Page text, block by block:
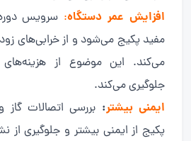
افزایش عمر دستگاه: سرویس
مفید پکیج می‌شود و از خرابی‌های
می‌کند. این موضوع از هزینه‌های
جلوگیری می‌کند.
ایمنی بیشتر: بررسی اتصالات
پکیج از ایمنی بیشتر و جلوگیری از